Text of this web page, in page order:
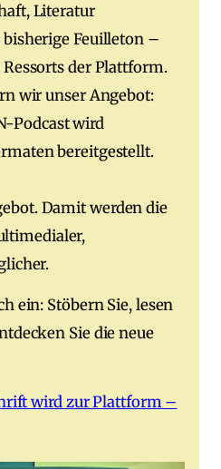
Literatur
Feuilleton –
der Plattform.
wir unser Angebot:
Podcast wird
bereitgestellt.
Damit werden die
ein: Stöbern Sie, lesen
Sie die neue
wird zur Plattform –